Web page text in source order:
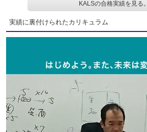
KALSの合格実績を見る。
実績に裏付けられたカリキュラム